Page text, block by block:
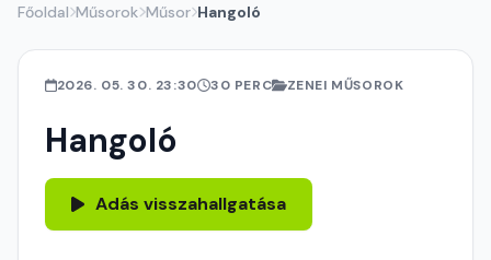
Főoldal Műsorok Műsor Hangoló
2026. 05. 30. 23:30 30 PERC ZENEI MŰSOROK
Hangoló
Adás visszahallgatása